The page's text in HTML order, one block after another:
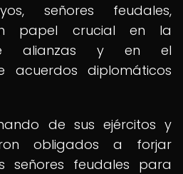
señores feudales,
papel crucial en la
alianzas y en el
acuerdos diplomáticos
de sus ejércitos y
obligados a forjar
señores feudales para